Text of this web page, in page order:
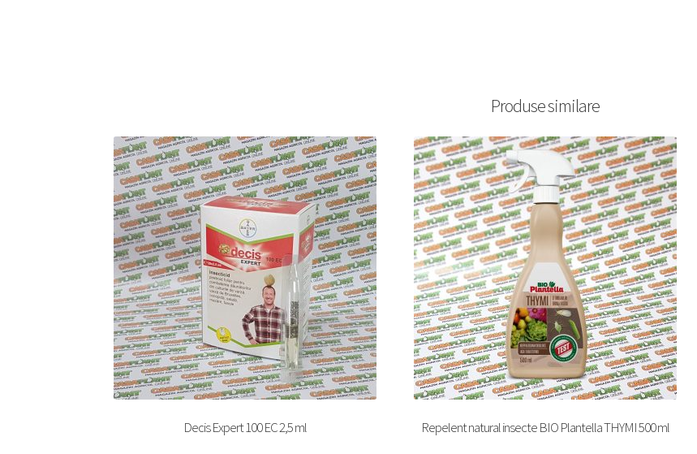
Produse similare
Decis Expert 100 EC 2,5 ml Repelent natural insecte BIO Plantella THYMI 500 ml